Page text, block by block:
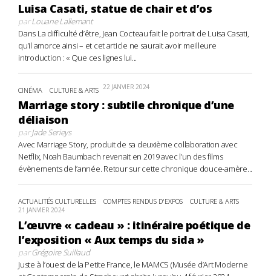
Luisa Casati, statue de chair et d’os
parLouane Lallemant
Dans La difficulté d’être, Jean Cocteau fait le portrait de Luisa Casati,
qu’il amorce ainsi – et cet article ne saurait avoir meilleure
introduction : « Que ces lignes lui...
CINÉMA CULTURE & ARTS 22 JANVIER 2024
Marriage story : subtile chronique d’une
déliaison
parJade Serieys
Avec Marriage Story, produit de sa deuxième collaboration avec
Netflix, Noah Baumbach revenait en 2019 avec l’un des films
évènements de l’année. Retour sur cette chronique douce-amère...
ACTUALITÉS CULTURELLES COMPTES RENDUS D'EXPOS CULTURE & ARTS
21 JANVIER 2024
L’œuvre « cadeau » : itinéraire poétique de
l’exposition « Aux temps du sida »
parGrégoire Suillaud
Juste à l’ouest de la Petite France, le MAMCS (Musée d’Art Moderne